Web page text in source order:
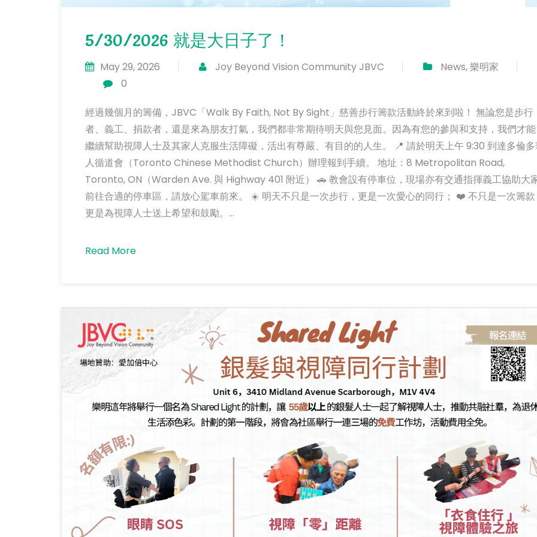
5/30/2026 就是大日子了！
May 29, 2026 Joy Beyond Vision Community JBVC News,樂明家
0
經過幾個月的籌備，JBVC「Walk By Faith, Not By Sight」慈善步行籌款活動終於來到啦！ 無論您是步行
者、義工、捐款者，還是來為朋友打氣，我們都非常期待明天與您見面。因為有您的參與和支持，我們才能
繼續幫助視障人士及其家人克服生活障礙，活出有尊嚴、有目的的人生。 📍 請於明天上午 9:30 到達多倫
人循道會（Toronto Chinese Methodist Church）辦理報到手續。 地址：8 Metropolitan Road,
Toronto, ON（Warden Ave. 與 Highway 401 附近） 🚗 教會設有停車位，現場亦有交通指揮義工協助大
前往合適的停車區，請放心駕車前來。 ☀️ 明天不只是一次步行，更是一次愛心的同行； ❤️ 不只是一次籌款
更是為視障人士送上希望和鼓勵。...
Read More